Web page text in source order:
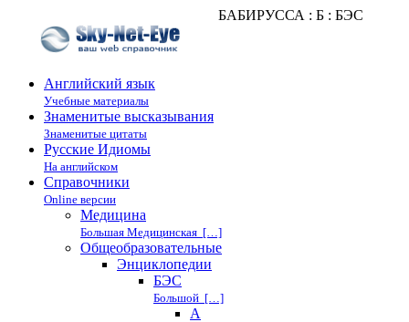
БАБИРУССА : Б : БЭС
Английский язык
Учебные материалы
Знаменитые высказывания
Знаменитые цитаты
Русские Идиомы
На английском
Справочники
Online версии
Медицина
Большая Медицинская […]
Общеобразовательные
Энциклопедии
БЭС
Большой […]
А